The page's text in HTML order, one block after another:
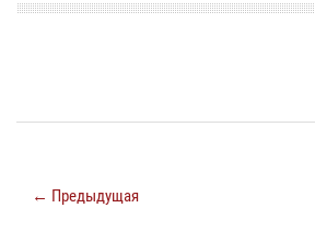
← Предыдущая